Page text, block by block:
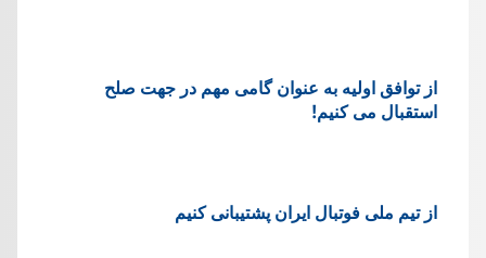
از توافق اولیه به عنوان گامی مهم در جهت صلح
استقبال می کنیم!
از تیم ملی فوتبال ایران پشتیبانی کنیم